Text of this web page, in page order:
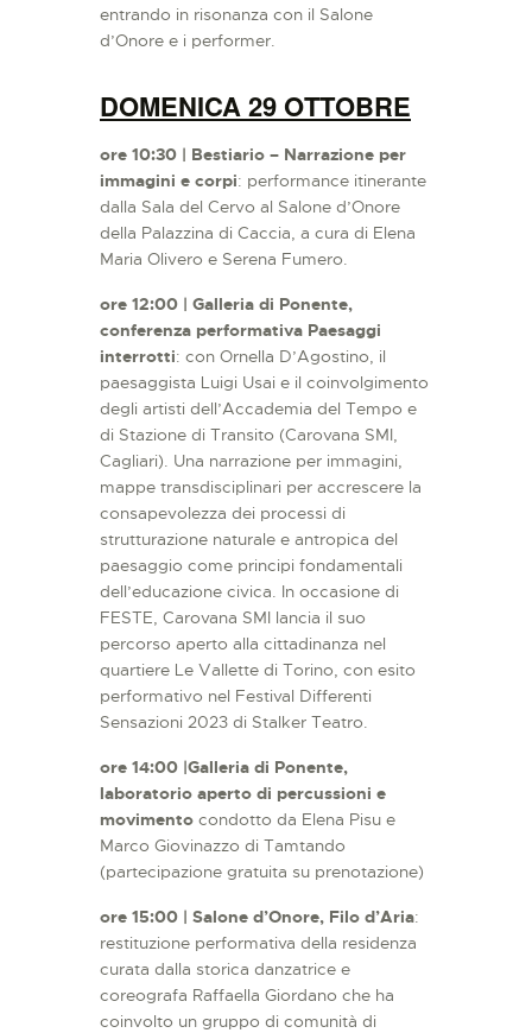
entrando in risonanza con il Salone
d’Onore e i performer.
DOMENICA 29 OTTOBRE
ore 10:30 | Bestiario – Narrazione per
immagini e corpi: performance itinerante
dalla Sala del Cervo al Salone d’Onore
della Palazzina di Caccia, a cura di Elena
Maria Olivero e Serena Fumero.
ore 12:00 | Galleria di Ponente,
conferenza performativa Paesaggi
interrotti: con Ornella D’Agostino, il
paesaggista Luigi Usai e il coinvolgimento
degli artisti dell’Accademia del Tempo e
di Stazione di Transito (Carovana SMI,
Cagliari). Una narrazione per immagini,
mappe transdisciplinari per accrescere la
consapevolezza dei processi di
strutturazione naturale e antropica del
paesaggio come principi fondamentali
dell’educazione civica. In occasione di
FESTE, Carovana SMI lancia il suo
percorso aperto alla cittadinanza nel
quartiere Le Vallette di Torino, con esito
performativo nel Festival Differenti
Sensazioni 2023 di Stalker Teatro.
ore 14:00 |Galleria di Ponente,
laboratorio aperto di percussioni e
movimento condotto da Elena Pisu e
Marco Giovinazzo di Tamtando
(partecipazione gratuita su prenotazione)
ore 15:00 | Salone d’Onore, Filo d’Aria:
restituzione performativa della residenza
curata dalla storica danzatrice e
coreografa Raffaella Giordano che ha
coinvolto un gruppo di comunità di